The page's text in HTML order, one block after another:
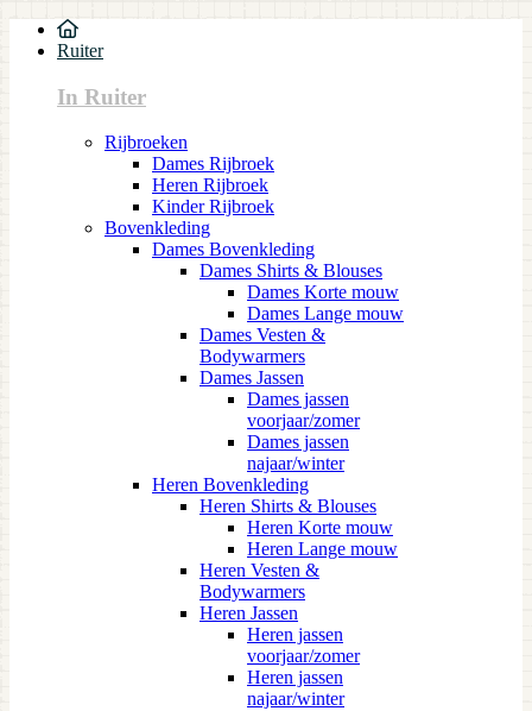
Ruiter
In Ruiter
Rijbroeken
Dames Rijbroek
Heren Rijbroek
Kinder Rijbroek
Bovenkleding
Dames Bovenkleding
Dames Shirts & Blouses
Dames Korte mouw
Dames Lange mouw
Dames Vesten &
Bodywarmers
Dames Jassen
Dames jassen
voorjaar/zomer
Dames jassen
najaar/winter
Heren Bovenkleding
Heren Shirts & Blouses
Heren Korte mouw
Heren Lange mouw
Heren Vesten &
Bodywarmers
Heren Jassen
Heren jassen
voorjaar/zomer
Heren jassen
najaar/winter